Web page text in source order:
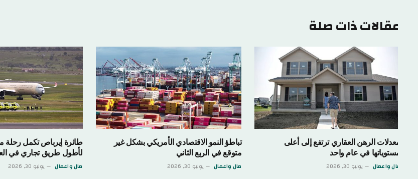
ذات صلة
الرهن العقاري ترتفع إلى أعلى
في عام واحد
واعمال يوليو 30, 2026
تباطؤ النمو الاقتصادي الأمريكي بشكل غير
متوقع في الربع الثاني
مال واعمال يوليو 30, 2026
لأطول طريق تجاري في العالم
مال واعمال يوليو 30, 2026